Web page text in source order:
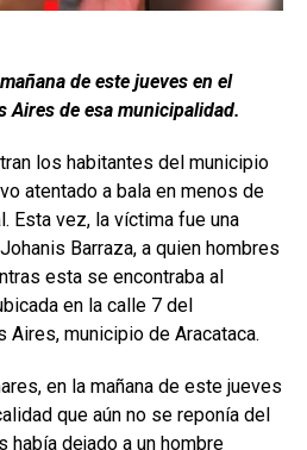
de este jueves en el
Aires de esa municipalidad.
los habitantes del municipio
atentado a bala en menos de
Esta vez, la víctima fue una
Barraza, a quien hombres
esta se encontraba al
en la calle 7 del
municipio de Aracataca.
en la mañana de este jueves
que aún no se reponía del
había dejado a un hombre